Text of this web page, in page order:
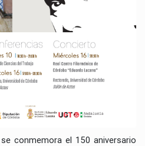
conmemora el 150 aniversario